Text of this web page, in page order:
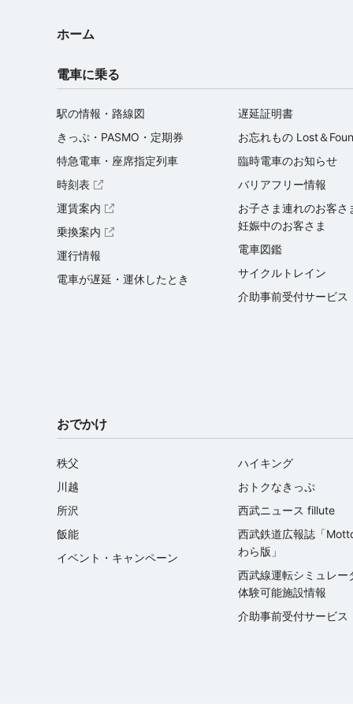
ホーム
電車に乗る
駅の情報・路線図
きっぷ・PASMO・定期券
特急電車・座席指定列車
時刻表
運賃案内
乗換案内
運行情報
電車が遅延・運休したとき
遅延証明書
お忘れもの Lost＆
臨時電車のお知らせ
バリアフリー情報
お子さま連れのお客さ
妊娠中のお客さま
電車図鑑
サイクルトレイン
介助事前受付サービス
おでかけ
秩父
川越
所沢
飯能
イベント・キャンペーン
ハイキング
おトクなきっぷ
西武ニュース fillute
西武鉄道広報誌「
わら版」
西武線運転シミュレ
体験可能施設情報
介助事前受付サービス